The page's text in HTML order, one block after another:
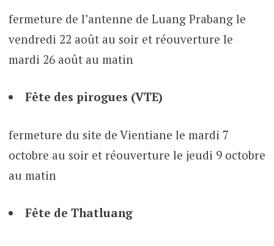
fermeture de l’antenne de Luang Prabang le
vendredi 22 août au soir et réouverture le
mardi 26 août au matin
Fête des pirogues (VTE)
fermeture du site de Vientiane le mardi 7
octobre au soir et réouverture le jeudi 9 octobre
au matin
Fête de Thatluang